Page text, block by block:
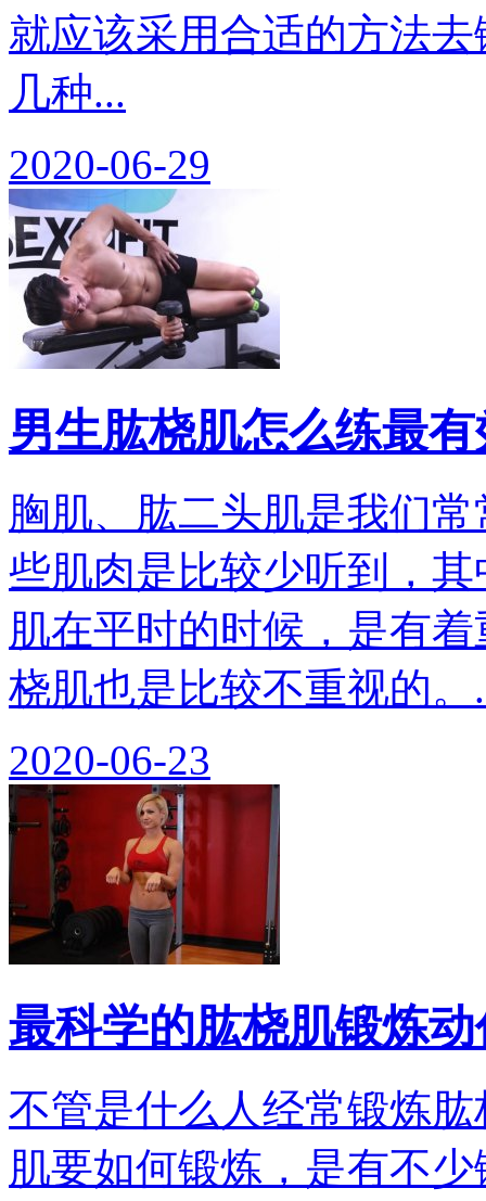
就应该采用合适的方法
几种...
2020-06-29
男生肱桡肌怎么练最有
胸肌、肱二头肌是我们
些肌肉是比较少听到，
肌在平时的时候，是有
桡肌也是比较不重视的。
2020-06-23
最科学的肱桡肌锻炼
不管是什么人经常锻炼
肌要如何锻炼，是有不